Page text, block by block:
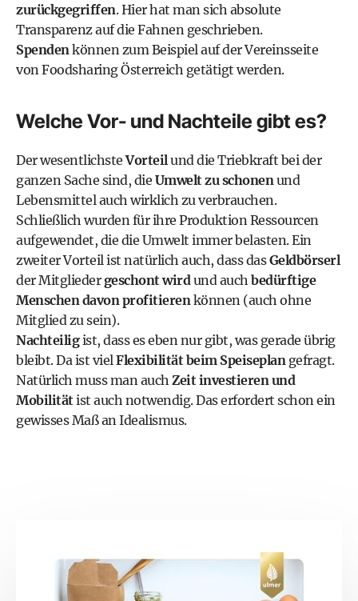
zurückgegriffen. Hier hat man sich absolute
Transparenz auf die Fahnen geschrieben.
Spenden können zum Beispiel auf derVereinsseite
von Foodsharing Österreich getätigt werden.
Welche Vor- und Nachteile gibt es?
Der wesentlichsteVorteil und die Triebkraft bei der
ganzen Sache sind, die Umwelt zu schonen und
Lebensmittel auch wirklich zu verbrauchen.
Schließlich wurden für ihre Produktion Ressourcen
aufgewendet, die die Umwelt immer belasten. Ein
zweiter Vorteil ist natürlich auch, dass dasGeldbörserl
der Mitgliedergeschont wird und auch bedürftige
Menschen davon profitieren können (auch ohne
Mitglied zu sein).
Nachteiligist, dass es eben nur gibt, was gerade übrig
bleibt. Da ist viel Flexibilität beim Speiseplan gefragt.
Natürlich muss man auch Zeit investieren und
Mobilitätist auch notwendig. Das erfordert schon ein
gewisses Maß an Idealismus.